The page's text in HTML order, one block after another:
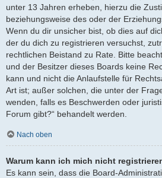
unter 13 Jahren erheben, hierzu die
beziehungsweise des oder der
Wenn du dir unsicher bist, ob dies auf
der du dich zu registrieren versuchst,
rechtlichen Beistand zu Rate. Bitte
und der Besitzer dieses Boards keine
kann und nicht die Anlaufstelle für
Art ist; außer solchen, die unter der
wenden, falls es Beschwerden oder
Forum gibt?“ behandelt werden.
Nach oben
Warum kann ich mich nicht
Es kann sein, dass die Board-